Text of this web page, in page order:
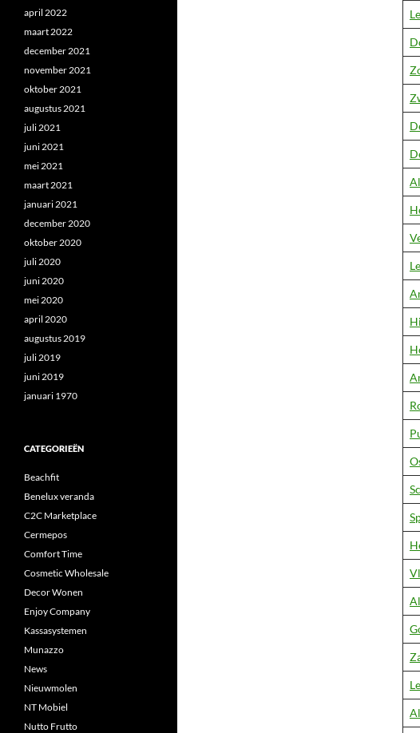
april 2022
maart 2022
december 2021
november 2021
oktober 2021
augustus 2021
juli 2021
juni 2021
mei 2021
maart 2021
januari 2021
december 2020
oktober 2020
juli 2020
juni 2020
mei 2020
april 2020
augustus 2019
juli 2019
juni 2019
januari 1970
CATEGORIEËN
Beachfit
Benelux veranda
C2C Marketplace
Cermepos
Comfort Time
Cosmetic Wholesale
Decor Wonen
Enjoy Company
Kassasystemen
Munazzo
News
Nieuwmolen
NT Mobiel
Nutto Frutto